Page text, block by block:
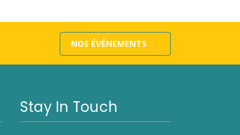
NOS ÉVÉNEMENTS
Stay In Touch